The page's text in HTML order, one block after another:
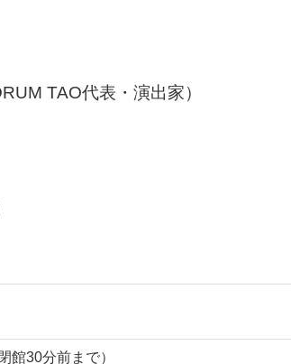
TAO代表・演出家）
館30分前まで）